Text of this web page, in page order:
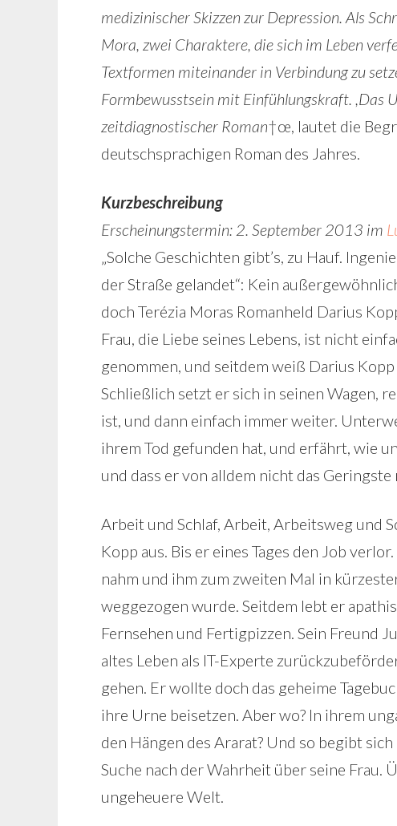
medizinischer Skizzen zur Depression. Als
Mora, zwei Charaktere, die sich im Leben
Textformen miteinander in Verbindung zu
Formbewusstsein mit Einfühlungskraft. ,Das
zeitdiagnostischer Roman†œ, lautet die
deutschsprachigen Roman des Jahres.
Kurzbeschreibung
Erscheinungstermin: 2. September 2013 im
„Solche Geschichten gibt’s, zu Hauf.
der Straße gelandet“: Kein
doch Terézia Moras Romanheld Darius
Frau, die Liebe seines Lebens, ist nicht
genommen, und seitdem weiß Darius
Schließlich setzt er sich in seinen Wagen,
ist, und dann einfach immer weiter.
ihrem Tod gefunden hat, und erfährt, wie
und dass er von alldem nicht das
Arbeit und Schlaf, Arbeit, Arbeitsweg und
Kopp aus. Bis er eines Tages den Job
nahm und ihm zum zweiten Mal in
weggezogen wurde. Seitdem lebt er
Fernsehen und Fertigpizzen. Sein Freund
altes Leben als IT-Experte
gehen. Er wollte doch das geheime
ihre Urne beisetzen. Aber wo? In ihrem
den Hängen des Ararat? Und so begibt
Suche nach der Wahrheit über seine Frau.
ungeheuere Welt.